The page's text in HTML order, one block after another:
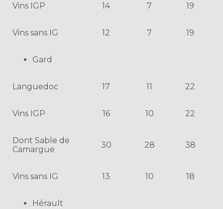
Vins IGP 14 7 19
Vins sans IG 12 7 19
Gard
Languedoc 17 11 22
Vins IGP 16 10 22
Dont Sable de
Camargue
30 28 38
Vins sans IG 13 10 18
Hérault